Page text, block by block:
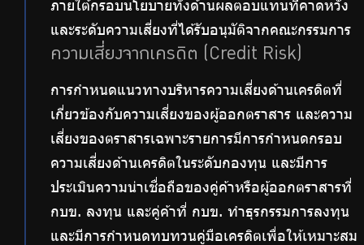
ภายใต้กรอบนโยบายทั้งด้านผลตอบแทนที่คาดหวัง
และระดับความเสี่ยงที่ได้รับอนุมัติจากคณะกรรมการ
ความเสี่ยงจากเครดิต (Credit Risk)
การกำหนดแนวทางบริหารความเสี่ยงด้านเครดิตที่
เกี่ยวข้องกับความเสี่ยงของผู้ออกตราสาร และความ
เสี่ยงของตราสารเฉพาะรายการมีการกำหนดกรอบ
ความเสี่ยงด้านเครดิตในระดับกองทุน และมีการ
ประเมินความน่าเชื่อถือของคู่ค้าหรือผู้ออกตราสารที่
กบข. ลงทุน และคู่ค้าที่ กบข. ทำธุรกรรมการลงทุน
และมีการกำหนดทบทวนคู่มือเครดิตเพื่อให้เหมาะสม